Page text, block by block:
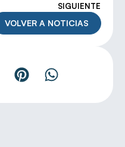
SIGUIENTE
VOLVER A NOTICIAS